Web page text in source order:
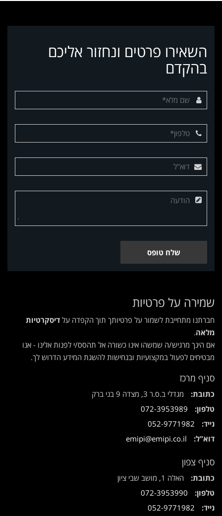
השאירו פרטים ונחזור אליכם
בהקדם
שלח טופס
שמירה על פרטיות
חברתנו מתחייבת לשמור על פרטיותך תוך הקפדה על דיסקרטיות
מלאה.
אם הינך מרגיש/ה שמשהו אינו כשורה אל תהסס/י לפנות אלינו - אנו
מבטיחים לפעול במקצועיות ובנחישות להשגת המידע הדרוש לך.
סניף מרכז
כתובת:
מגדלי ב.ס.ר 3, מצדה 9 בני ברק
טלפון:
072-3953989
נייד:
052-9771982
דוא"ל:
emipi@emipi.co.il
סניף צפון
כתובת:
האלה 1, מושב שבי ציון
טלפון:
072-3953990
נייד:
052-9771982